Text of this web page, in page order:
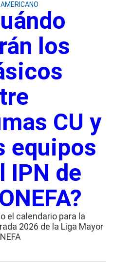
los
CU y
equipos
IPN de
el calendario para la
2026 de la Liga Mayor